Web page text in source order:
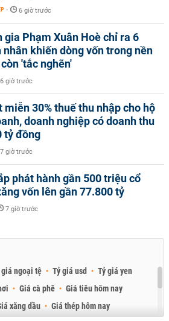
- 6 giờ trước
gia Phạm Xuân Hoè chỉ ra 6
nhân khiến dòng vốn trong nền
'tắc nghẽn'
6 giờ trước
miễn 30% thuế thu nhập cho hộ
doanh nghiệp có doanh thu
tỷ đồng
7 giờ trước
phát hành gần 500 triệu cổ
vốn lên gần 77.800 tỷ
7 giờ trước
giá ngoại tệ Tỷ giá usd
Tỷ giá yen
Giá cà phê
Giá tiêu hôm nay
xăng dầu
Giá thép hôm nay